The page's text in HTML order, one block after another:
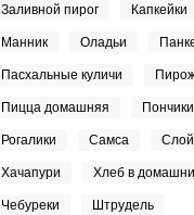
Заливной пирог Капкейки
Манник Оладьи
Пасхальные куличи
Пицца домашняя Пончики
Рогалики Самса
Хачапури Хлеб в
Чебуреки Штрудель